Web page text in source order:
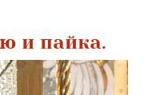
и пайка.